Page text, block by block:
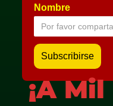
Nombre
¡A